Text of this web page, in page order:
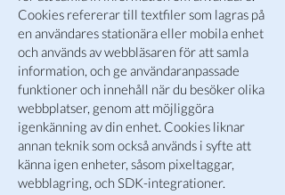
Cookies refererar till textfiler som lagras på
en användares stationära eller mobila enhet
och används av webbläsaren för att samla
information, och ge användaranpassade
funktioner och innehåll när du besöker olika
webbplatser, genom att möjliggöra
igenkänning av din enhet. Cookies liknar
annan teknik som också används i syfte att
känna igen enheter, såsom pixeltaggar,
webblagring, och SDK-integrationer.